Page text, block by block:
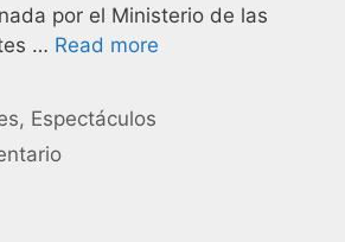
por el Ministerio de las
… Read more
, Espectáculos